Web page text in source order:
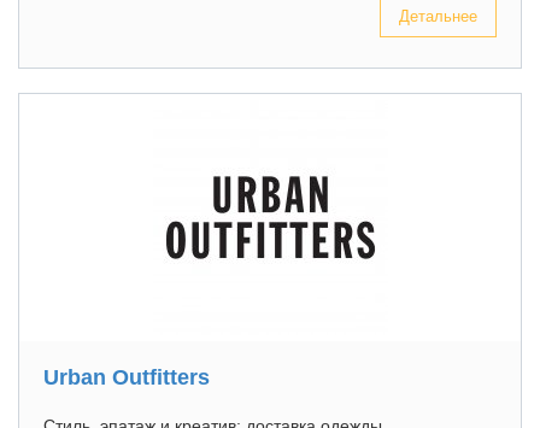
Детальнее
Urban Outfitters